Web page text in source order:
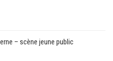
– scène jeune public